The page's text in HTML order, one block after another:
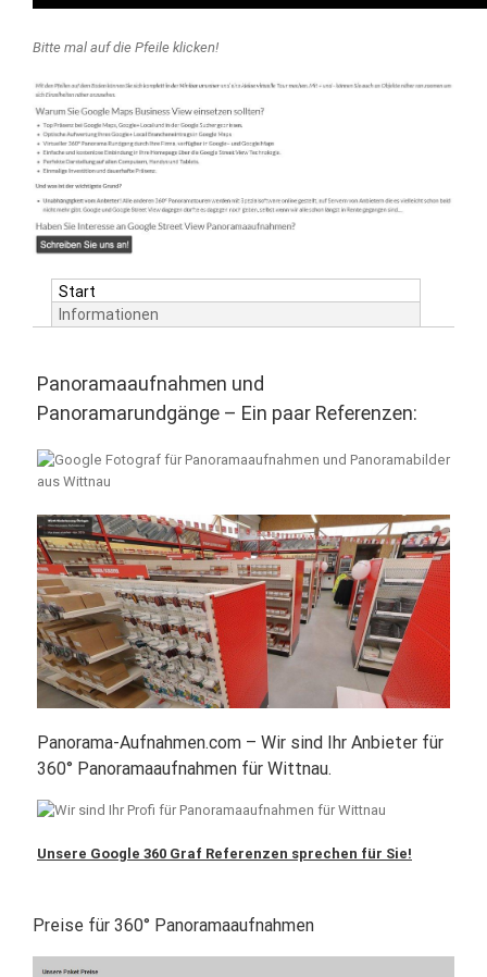
Bitte mal auf die Pfeile klicken!
Start
Informationen
Panoramaaufnahmen und
Panoramarundgänge – Ein paar Referenzen:
Panorama-Aufnahmen.com – Wir sind Ihr Anbieter für
360° Panoramaaufnahmen für Wittnau.
Unsere Google 360 Graf Referenzen sprechen für Sie!
Preise für 360° Panoramaaufnahmen